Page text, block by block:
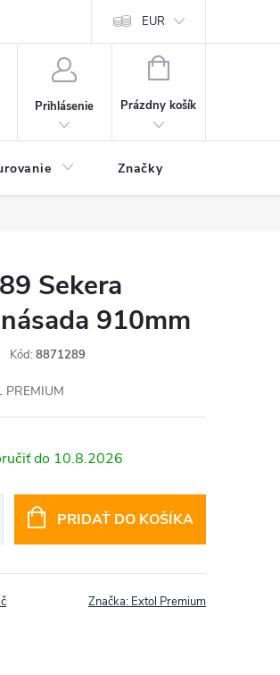
Reklamačný formulár
EUR
Prihlásenie
NÁKUPNÝ
Prázdny košík
Značky
Sekera
910mm
Kód: 8871289
PREMIUM
10.8.2026
PRIDAŤ DO KOŠÍKA
Značka: Extol Premium